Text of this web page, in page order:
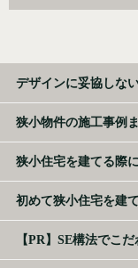
デザインに妥協しな
狭小物件の施工事例
狭小住宅を建てる際
初めて狭小住宅を建
【PR】SE構法でこ